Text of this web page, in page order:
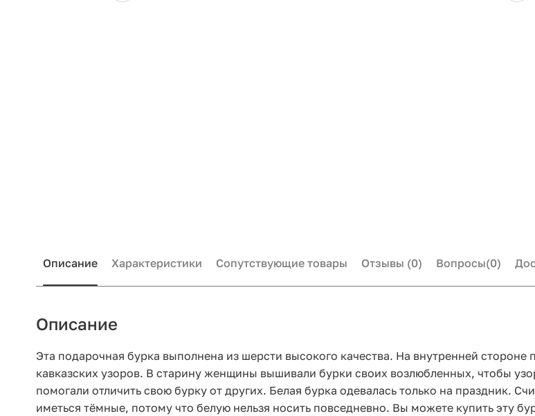
Описание Характеристики Сопутствующие товары Отзывы (0) Вопросы(0)
Описание
Эта подарочная бурка выполнена из шерсти высокого качества. На внутренней
кавказских узоров. В старину женщины вышивали бурки своих возлюбленных, чтобы
помогали отличить свою бурку от других. Белая бурка одевалась только на праздник.
иметься тёмные, потому что белую нельзя носить повседневно. Вы можете купить эту